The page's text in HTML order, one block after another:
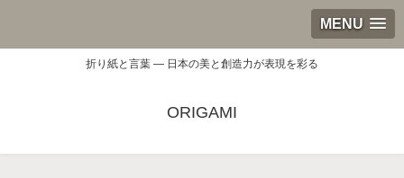
MENU
折り紙と言葉 — 日本の美と創造力が表現を彩る
ORIGAMI